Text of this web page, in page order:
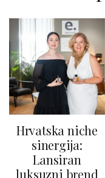
Hrvatska niche
sinergija:
Lansiran
luksuzni brend